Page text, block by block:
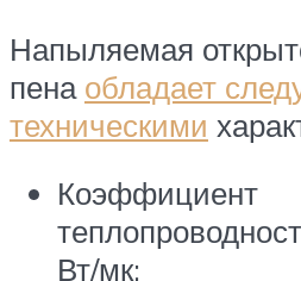
Напыляемая
пена обладает
техническими
Коэффициент
Вт/мк;